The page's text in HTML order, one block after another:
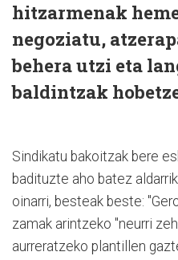
hitzarmenak
negoziatu,
behera utzi eta
baldintzak
Sindikatu bakoitzak bere
badituzte aho batez
oinarri, besteak beste:
zamak arintzeko "neurri
aurreratzeko plantillen